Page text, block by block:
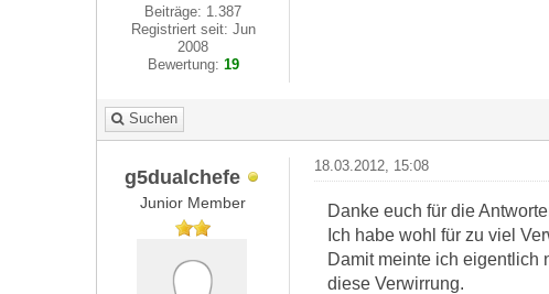
Beiträge: 1.387
Registriert seit: Jun
2008
Bewertung: 19
Suchen
g5dualchefe
Junior Member
18.03.2012, 15:08
Danke euch für die
Ich habe wohl für zu viel
Damit meinte ich eigentlich
diese Verwirrung.